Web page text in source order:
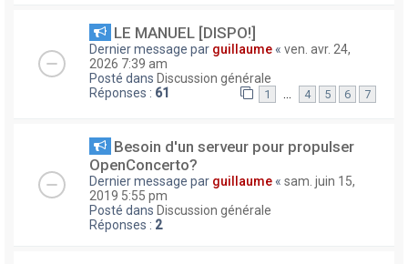
LE MANUEL [DISPO!]
Dernier message par guillaume « ven. avr. 24,
2026 7:39 am
Posté dans Discussion générale
Réponses : 61 1 … 4 5 6 7
Besoin d'un serveur pour propulser
OpenConcerto?
Dernier message par guillaume « sam. juin 15,
2019 5:55 pm
Posté dans Discussion générale
Réponses : 2